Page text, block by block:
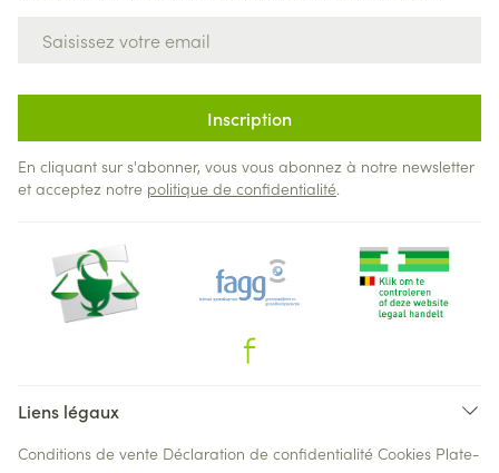
Inscription
En cliquant sur s'abonner, vous vous abonnez à notre newsletter
et acceptez notre politique de confidentialité.
Liens légaux
Conditions de vente Déclaration de confidentialité Cookies Plate-